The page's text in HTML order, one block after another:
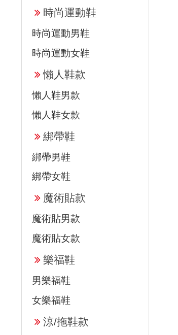
時尚運動鞋
時尚運動男鞋
時尚運動女鞋
懶人鞋款
懶人鞋男款
懶人鞋女款
綁帶鞋
綁帶男鞋
綁帶女鞋
魔術貼款
魔術貼男款
魔術貼女款
樂福鞋
男樂福鞋
女樂福鞋
涼/拖鞋款